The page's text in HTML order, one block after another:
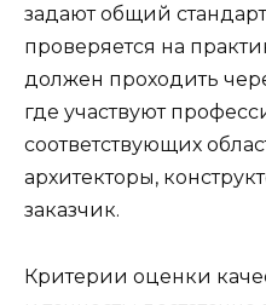
задают общий
проверяется на
должен проходить
где участвуют
соответствующих
архитекторы,
заказчик.
Критерии оценки